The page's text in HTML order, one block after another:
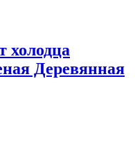
холодца
Деревянная